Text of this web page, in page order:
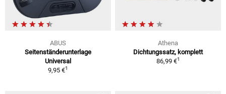
ABUS
Seitenständerunterlage
Universal
9,95 €1
Athena
Dichtungssatz, komplett
86,99 €1